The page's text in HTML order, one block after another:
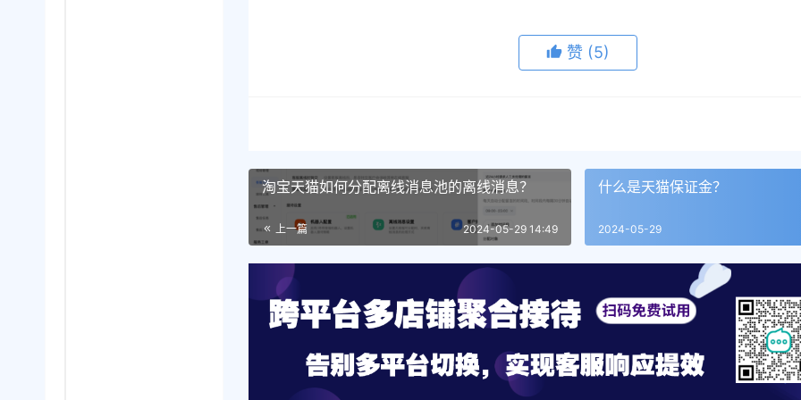
赞 (5)
淘宝天猫如何分配离线消息池的离线消息？
上一篇 2024-05-29 14:49
什么是天猫保证金？
2024-05-29